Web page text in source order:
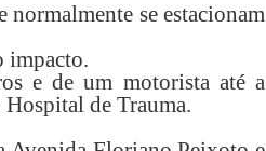
normalmente se estacionam
impacto.
e de um motorista até a
de Trauma.